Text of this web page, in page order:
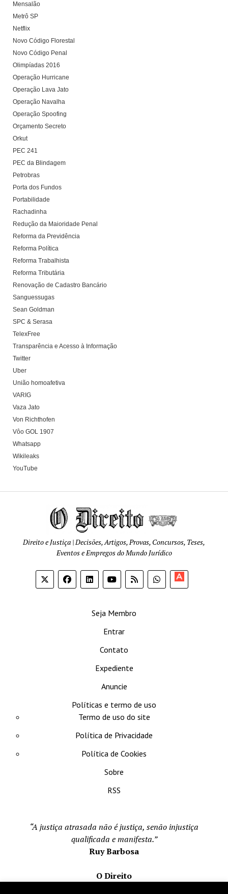
Mensalão
Metrô SP
Netflix
Novo Código Florestal
Novo Código Penal
Olimpíadas 2016
Operação Hurricane
Operação Lava Jato
Operação Navalha
Operação Spoofing
Orçamento Secreto
Orkut
PEC 241
PEC da Blindagem
Petrobras
Porta dos Fundos
Portabilidade
Rachadinha
Redução da Maioridade Penal
Reforma da Previdência
Reforma Política
Reforma Trabalhista
Reforma Tributária
Renovação de Cadastro Bancário
Sanguessugas
Sean Goldman
SPC & Serasa
TelexFree
Transparência e Acesso à Informação
Twitter
Uber
União homoafetiva
VARIG
Vaza Jato
Von Richthofen
Vôo GOL 1907
Whatsapp
Wikileaks
YouTube
Direito e Justiça | Decisões, Artigos, Provas, Concursos, Teses,
Eventos e Empregos do Mundo Jurídico
Seja Membro
Entrar
Contato
Expediente
Anuncie
Políticas e termo de uso
Termo de uso do site
Política de Privacidade
Política de Cookies
Sobre
RSS
“A justiça atrasada não é justiça, senão injustiça
qualificada e manifesta.”
Ruy Barbosa
O Direito